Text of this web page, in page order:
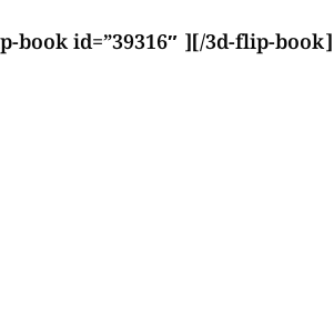
book id=”39316″ ][/3d-flip-book]